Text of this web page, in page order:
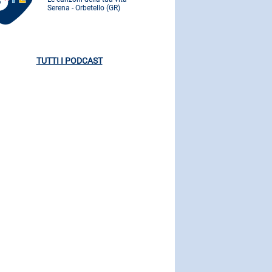
Serena - Orbetello (GR)
TUTTI I PODCAST